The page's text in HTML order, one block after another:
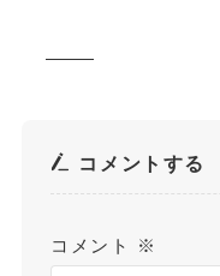
コメントする
コメント ※